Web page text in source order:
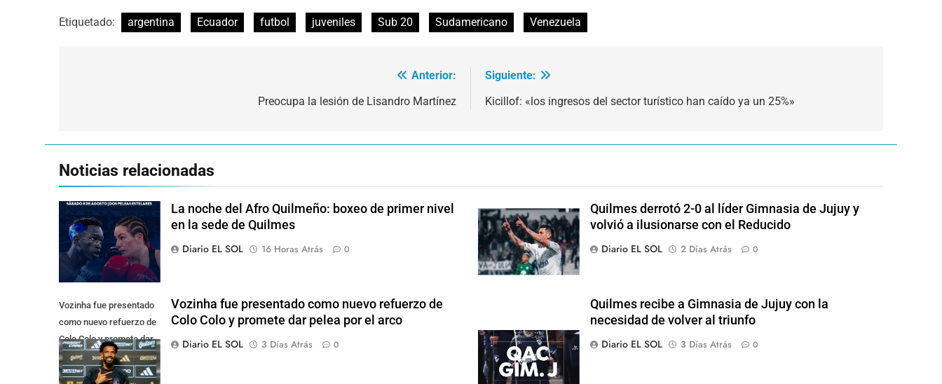
Etiquetado: argentina Ecuador futbol juveniles Sub 20 Sudamericano Venezuela
Anterior:
Preocupa la lesión de Lisandro Martínez
Siguiente:
Kicillof: «los ingresos del sector turístico han caído ya un 25%»
Noticias relacionadas
La noche del Afro Quilmeño: boxeo de primer nivel
en la sede de Quilmes
Diario EL SOL
16 Horas Atrás 0
Quilmes derrotó 2-0 al líder Gimnasia de Jujuy y
volvió a ilusionarse con el Reducido
Diario EL SOL
2 Días Atrás 0
Vozinha fue presentado
como nuevo refuerzo de
Colo Colo y promete dar
pelea por el arco
Vozinha fue presentado como nuevo refuerzo de
Colo Colo y promete dar pelea por el arco
Diario EL SOL
3 Días Atrás 0
Quilmes recibe a Gimnasia de Jujuy con la
necesidad de volver al triunfo
Diario EL SOL
3 Días Atrás 0